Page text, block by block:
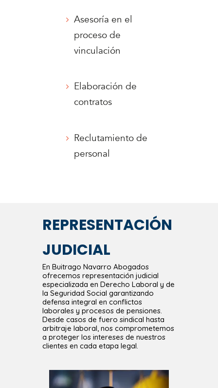
Asesoría en el
proceso de
vinculación
Elaboración de
contratos
Reclutamiento de
personal
REPRESENTACIÓN
JUDICIAL
En Buitrago Navarro Abogados
ofrecemos representación judicial
especializada en Derecho Laboral y de
la Seguridad Social garantizando
defensa integral en conflictos
laborales y procesos de pensiones.
Desde casos de fuero sindical hasta
arbitraje laboral, nos comprometemos
a proteger los intereses de nuestros
clientes en cada etapa legal.